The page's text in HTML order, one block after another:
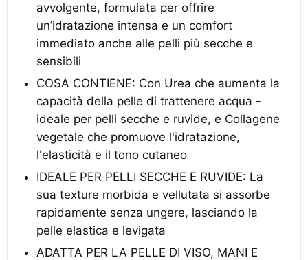
avvolgente, formulata per offrire
un’idratazione intensa e un comfort
immediato anche alle pelli più secche e
sensibili
COSA CONTIENE: Con Urea che aumenta la
capacità della pelle di trattenere acqua -
ideale per pelli secche e ruvide, e Collagene
vegetale che promuove l'idratazione,
l'elasticità e il tono cutaneo
IDEALE PER PELLI SECCHE E RUVIDE: La
sua texture morbida e vellutata si assorbe
rapidamente senza ungere, lasciando la
pelle elastica e levigata
ADATTA PER LA PELLE DI VISO, MANI E